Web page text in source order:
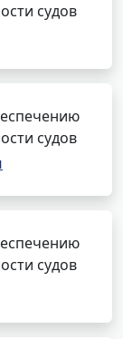
судов
судов
судов